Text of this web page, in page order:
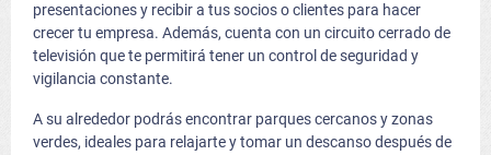
presentaciones y recibir a tus socios o clientes para hacer
crecer tu empresa. Además, cuenta con un circuito cerrado de
televisión que te permitirá tener un control de seguridad y
vigilancia constante.
A su alrededor podrás encontrar parques cercanos y zonas
verdes, ideales para relajarte y tomar un descanso después de